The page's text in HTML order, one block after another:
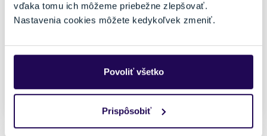
vďaka tomu ich môžeme priebežne zlepšovať.
Nastavenia cookies môžete kedykoľvek zmeniť.
Povoliť všetko
Prispôsobiť
Dámske, Pánske
Čierna
Vhodné na
Značka
Veľkosť
Skladom - Ihneď k odberu